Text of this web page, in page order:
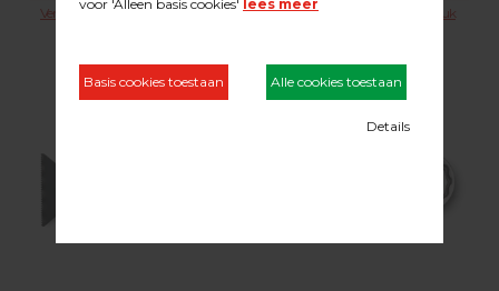
Verpakt per 10 stuks prijs per stuk
Verpakt per 5 stuks prijs per stuk